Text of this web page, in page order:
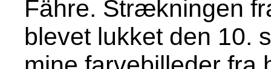
Fähre. Strækningen
blevet lukket den 10.